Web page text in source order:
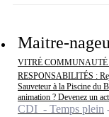
Maitre-
VITRÉ
RESPONSABILITÉS :
Sauveteur à la Piscine du
animation ? Devenez un
CDI - Temps plein